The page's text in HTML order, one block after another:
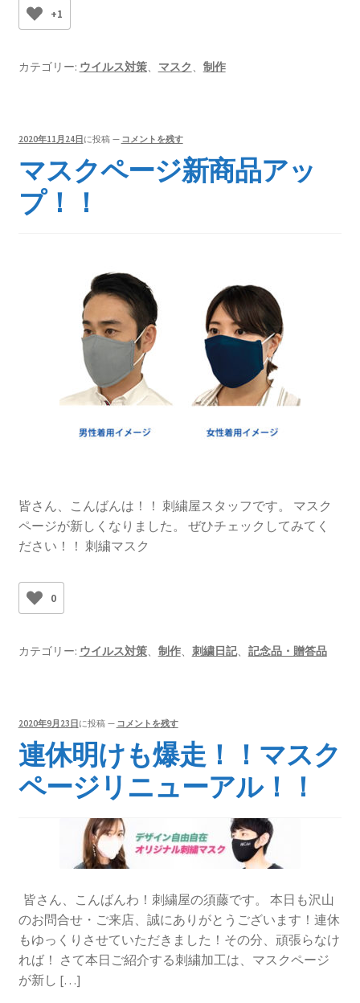
+1
カテゴリー: ウイルス対策、 マスク 、 制作
2020年11月24日に投稿 — コメントを残す
マスクページ新商品アッ
プ！！
皆さん、こんばんは！！ 刺繍屋スタッフです。 マスク
ページが新しくなりました。 ぜひチェックしてみてく
ださい！！ 刺繍マスク
0
カテゴリー: ウイルス対策、 制作、 刺繍日記、 記念品・贈答品
2020年9月23日 に投稿 — コメントを残す
連休明けも爆走！！マスク
ページリニューアル！！
皆さん、こんばんわ！刺繍屋の須藤です。 本日も沢山
のお問合せ・ご来店、誠にありがとうございます！連休
もゆっくりさせていただきました！その分、頑張らなけ
れば！ さて本日ご紹介する刺繍加工は、マスクページ
が新し […]